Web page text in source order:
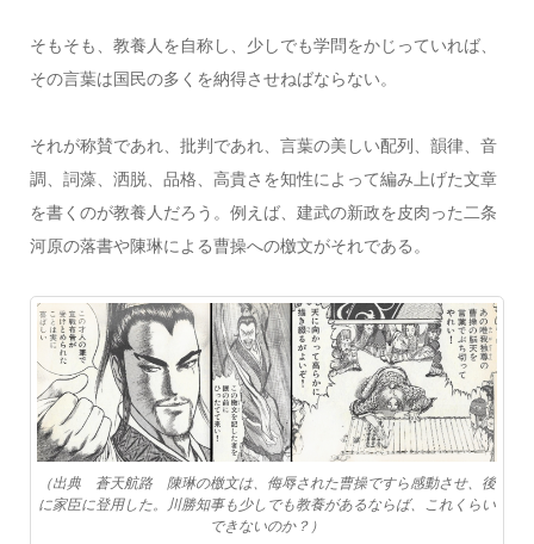
そもそも、教養人を自称し、少しでも学問をかじっていれば、
その言葉は国民の多くを納得させねばならない。
それが称賛であれ、批判であれ、言葉の美しい配列、韻律、音
調、詞藻、洒脱、品格、高貴さを知性によって編み上げた文章
を書くのが教養人だろう。例えば、建武の新政を皮肉った二条
河原の落書や陳琳による曹操への檄文がそれである。
（出典 蒼天航路 陳琳の檄文は、侮辱された曹操ですら感動させ、後
に家臣に登用した。川勝知事も少しでも教養があるならば、これくらい
できないのか？）